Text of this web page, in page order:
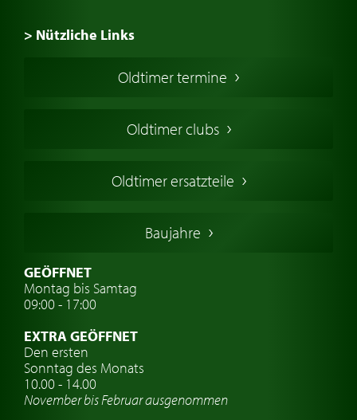
> Nützliche Links
Oldtimers in Europa
Englische Oldtimer
Deutsche Oldtimer
Schwedische Oldtimer
Oldtimer mit h-kennzeichen
Auto Oldtimer Markt
Oldtimer-Versicherung
Oldtimer-Clubs
Oldtimer-Reisen
Oldtimer termine
Oldtimer clubs
Oldtimer ersatzteile
Baujahre
GEÖFFNET
Montag bis Samtag
09:00 - 17:00
EXTRA GEÖFFNET
Den ersten
Sonntag des Monats
10.00 - 14.00
November bis Februar ausgenommen